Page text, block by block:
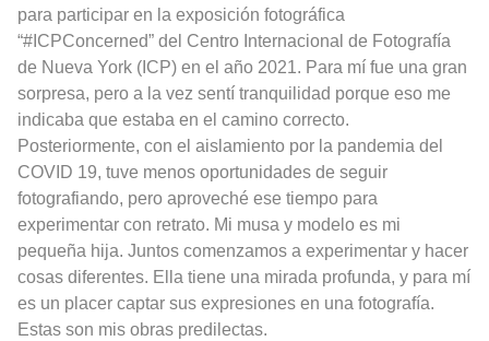
para participar en la exposición fotográfica
“#ICPConcerned” del Centro Internacional de Fotografía
de Nueva York (ICP) en el año 2021. Para mí fue una gran
sorpresa, pero a la vez sentí tranquilidad porque eso me
indicaba que estaba en el camino correcto.
Posteriormente, con el aislamiento por la pandemia del
COVID 19, tuve menos oportunidades de seguir
fotografiando, pero aproveché ese tiempo para
experimentar con retrato. Mi musa y modelo es mi
pequeña hija. Juntos comenzamos a experimentar y hacer
cosas diferentes. Ella tiene una mirada profunda, y para mí
es un placer captar sus expresiones en una fotografía.
Estas son mis obras predilectas.